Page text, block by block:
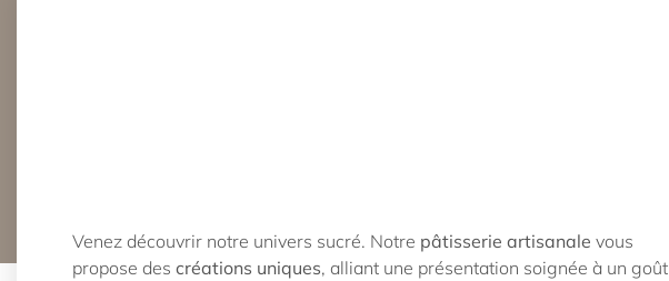
Venez découvrir notre univers sucré. Notre pâtisserie artisanale vous
propose des créations uniques, alliant une présentation soignée à un goût